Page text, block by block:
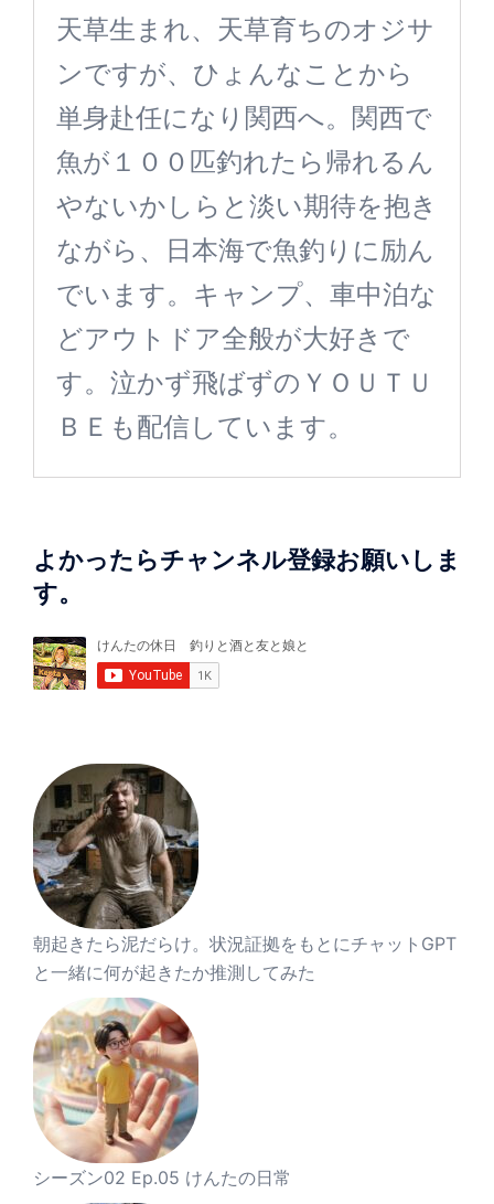
天草生まれ、天草育ちのオジサ
ンですが、ひょんなことから
単身赴任になり関西へ。関西で
魚が１００匹釣れたら帰れるん
やないかしらと淡い期待を抱き
ながら、日本海で魚釣りに励ん
でいます。キャンプ、車中泊な
どアウトドア全般が大好きで
す。泣かず飛ばずのＹＯＵＴＵ
ＢＥも配信しています。
よかったらチャンネル登録お願いしま
す。
朝起きたら泥だらけ。状況証拠をもとにチャットGPT
と一緒に何が起きたか推測してみた
シーズン02 Ep.05 けんたの日常